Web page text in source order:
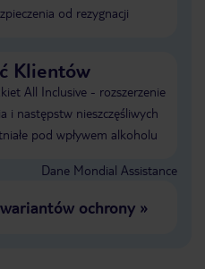
od rezygnacji
Klientów
All Inclusive - rozszerzenie
i następstw nieszczęśliwych
pod wpływem alkoholu
Dane Mondial Assistance
ochrony»